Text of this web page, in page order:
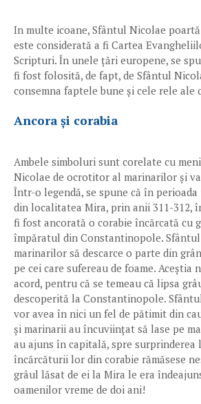
In multe icoane, Sfântul Nicolae
este considerată a fi Cartea
Scripturi. În unele țări europene, se
fi fost folosită, de fapt, de Sfântul
consemna faptele bune și cele rele ale
Ancora și corabia
Ambele simboluri sunt corelate cu
Nicolae de ocrotitor al marinarilor și
Într-o legendă, se spune că în
din localitatea Mira, prin anii 311-312,
fi fost ancorată o corabie încărcată cu
împăratul din Constantinopole.
marinarilor să descarce o parte din
pe cei care sufereau de foame. Aceștia
acord, pentru că se temeau că lipsa
descoperită la Constantinopole.
vor avea în nici un fel de pătimit din
și marinarii au încuviințat să lase pe
au ajuns în capitală, spre surprinderea
încărcăturii lor din corabie rămăsese
grâul lăsat de ei la Mira le era
oamenilor vreme de doi ani!